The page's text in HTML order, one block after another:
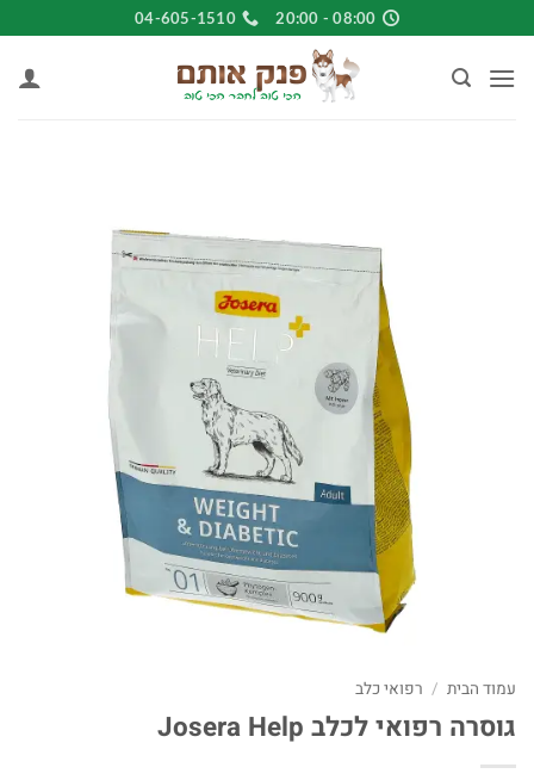
to
content
08:00 - 20:00
04-605-1510
עמוד הבית / רפואי כלב
גוסרה רפואי לכלב Josera Help